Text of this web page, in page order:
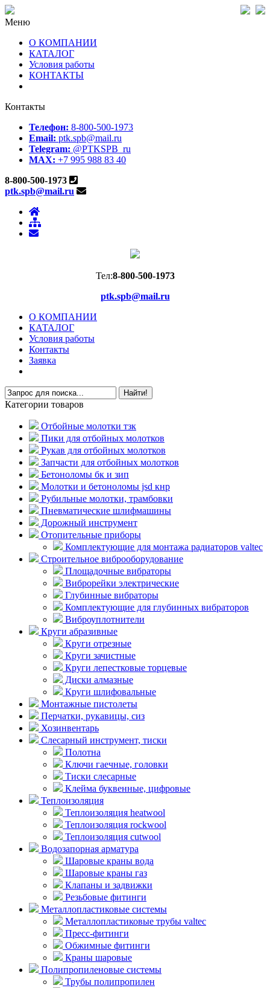
Меню
О КОМПАНИИ
КАТАЛОГ
Условия работы
КОНТАКТЫ
Контакты
Телефон: 8-800-500-1973
Email: ptk.spb@mail.ru
Telegram: @PTKSPB_ru
MAX: +7 995 988 83 40
8-800-500-1973
ptk.spb@mail.ru
Тел:8-800-500-1973
ptk.spb@mail.ru
О КОМПАНИИ
КАТАЛОГ
Условия работы
Контакты
Заявка
Категории товаров
Отбойные молотки тзк
Пики для отбойных молотков
Рукав для отбойных молотков
Запчасти для отбойных молотков
Бетоноломы бк и зип
Молотки и бетоноломы jsd кнр
Рубильные молотки, трамбовки
Пневматические шлифмашины
Дорожный инструмент
Отопительные приборы
Комплектующие для монтажа радиаторов valtec
Строительное виброоборудование
Площадочные вибраторы
Виброрейки электрические
Глубинные вибраторы
Комплектующие для глубинных вибраторов
Виброуплотнители
Круги абразивные
Круги отрезные
Круги зачистные
Круги лепестковые торцевые
Диски алмазные
Круги шлифовальные
Монтажные пистолеты
Перчатки, рукавицы, сиз
Хозинвентарь
Слесарный инструмент, тиски
Полотна
Ключи гаечные, головки
Тиски слесарные
Клейма буквенные, цифровые
Теплоизоляция
Теплоизоляция heatwool
Теплоизоляция rockwool
Теплоизоляция cutwool
Водозапорная арматура
Шаровые краны вода
Шаровые краны газ
Клапаны и задвижки
Резьбовые фитинги
Металлопластиковые системы
Металлопластиковые трубы valtec
Пресс-фитинги
Обжимные фитинги
Краны шаровые
Полипропиленовые системы
Трубы полипропилен